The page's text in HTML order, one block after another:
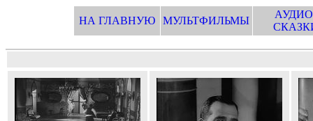
НА ГЛАВНУЮ МУЛЬТФИЛЬМЫ